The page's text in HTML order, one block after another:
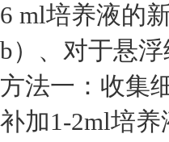
6 ml培养液的
b）、对于悬
方法一：收集
补加1-2ml培